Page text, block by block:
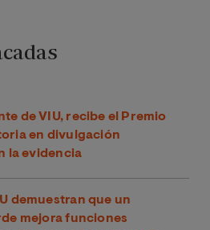
de VIU, recibe el Premio
en divulgación
la evidencia
demuestran que un
mejora funciones